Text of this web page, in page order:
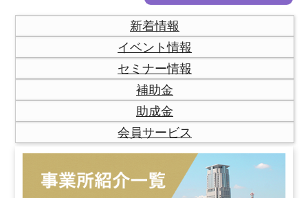
新着情報
イベント情報
セミナー情報
補助金
助成金
会員サービス